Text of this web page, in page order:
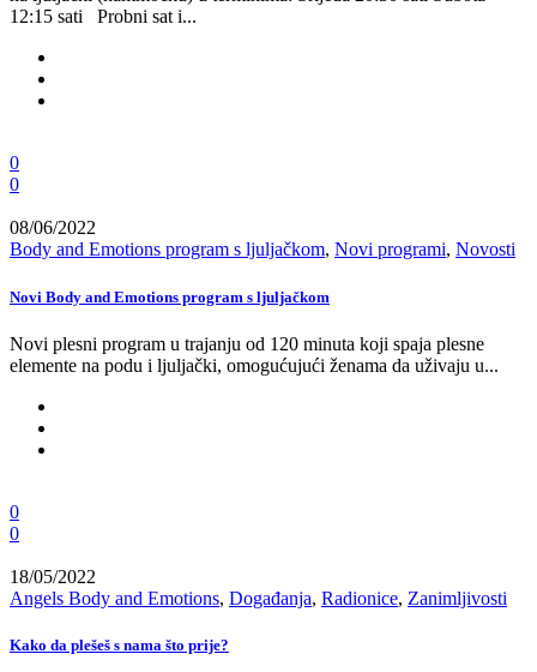
12:15 sati Probni sat i...
0
0
08/06/2022
Body and Emotions program s ljuljačkom, Novi programi, Novosti
Novi Body and Emotions program s ljuljačkom
Novi plesni program u trajanju od 120 minuta koji spaja plesne
elemente na podu i ljuljački, omogućujući ženama da uživaju u...
0
0
18/05/2022
Angels Body and Emotions, Događanja, Radionice, Zanimljivosti
Kako da plešeš s nama što prije?